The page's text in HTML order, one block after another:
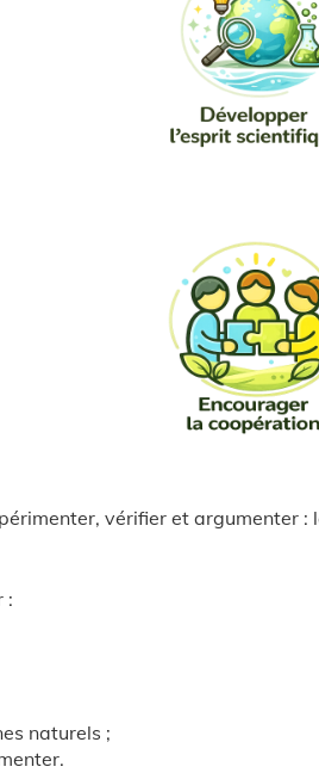
vérifier et argumenter
:
naturels ;